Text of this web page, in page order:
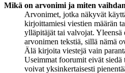
Mikä on arvonimi ja miten
Arvonimet, jotka näkyvät
kirjoittamiesi viestien määrän
ylläpitäjät tai valvojat. Yleensä
arvonimen tekstiä, sillä nämä
Älä kirjoita viestejä vain
Useimmat foorumit eivät
voivat yksinkertaisesti